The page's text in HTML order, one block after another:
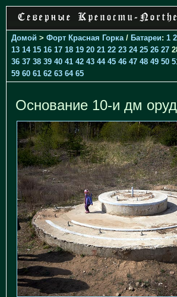
Домой > Форт Красная Горка / Батареи: 1 2
13 14 15 16 17 18 19 20 21 22 23 24 25 26 27
36 37 38 39 40 41 42 43 44 45 46 47 48 49 50
59 60 61 62 63 64 65
Основание 10-и дм